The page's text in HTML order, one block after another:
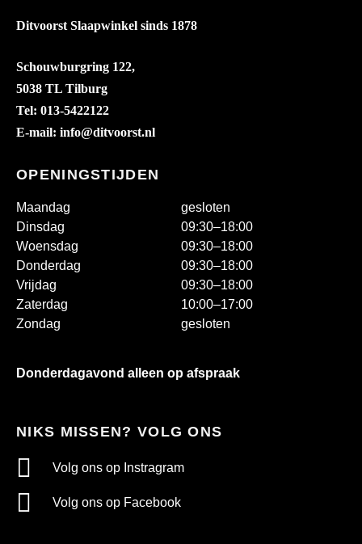
Ditvoorst Slaapwinkel sinds 1878
Schouwburgring 122,
5038 TL Tilburg
Tel: 013-5422122
E-mail: info@ditvoorst.nl
OPENINGSTIJDEN
Maandag
gesloten
Dinsdag
09:30–18:00
Woensdag
09:30–18:00
Donderdag
09:30–18:00
Vrijdag
09:30–18:00
Zaterdag
10:00–17:00
Zondag
gesloten
Donderdagavond alleen op afspraak
NIKS MISSEN? VOLG ONS
Volg ons op Instragram
Volg ons op Facebook